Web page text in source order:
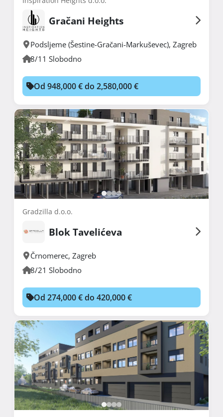
Gračani Heights
Podsljeme (Šestine-Gračani-Markuševec), Zagreb
8/11 Slobodno
Od 948,000 € do 2,580,000 €
Gradzilla d.o.o.
Blok Tavelićeva
Črnomerec, Zagreb
8/21 Slobodno
Od 274,000 € do 420,000 €